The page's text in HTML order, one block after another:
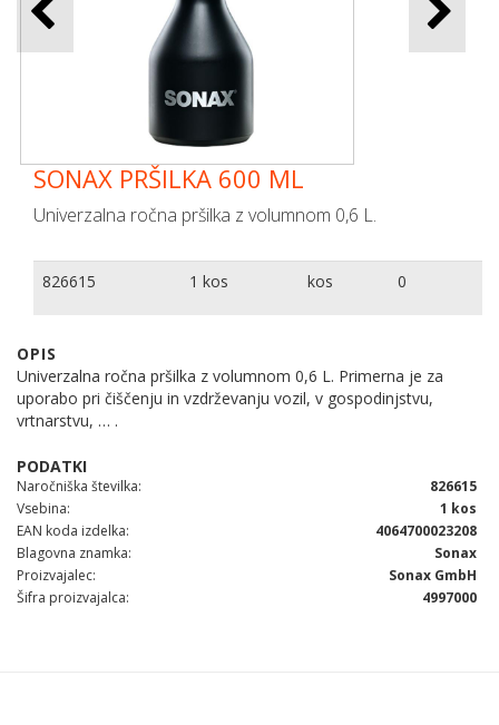
SONAX PRŠILKA 600 ML
Univerzalna ročna pršilka z volumnom 0,6 L.
826615 1 kos kos 0
OPIS
Univerzalna ročna pršilka z volumnom 0,6 L. Primerna je za
uporabo pri čiščenju in vzdrževanju vozil, v gospodinjstvu,
vrtnarstvu, … .
Naročniška številka
826615
Vsebina
1 kos
EAN koda izdelka
4064700023208
Blagovna znamka
Sonax
Proizvajalec
Sonax GmbH
Šifra proizvajalca
4997000